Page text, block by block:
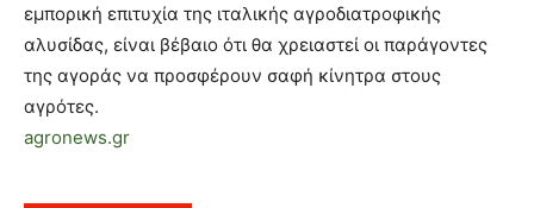
εμπορική επιτυχία της ιταλικής αγροδιατροφικής
αλυσίδας, είναι βέβαιο ότι θα χρειαστεί οι παράγοντες
της αγοράς να προσφέρουν σαφή κίνητρα στους
αγρότες.
agronews.gr